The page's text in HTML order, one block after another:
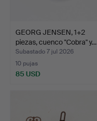
GEORG JENSEN, 1+2
piezas, cuenco "Cobra" y…
Subastado 7 jul 2026
10 pujas
85 USD